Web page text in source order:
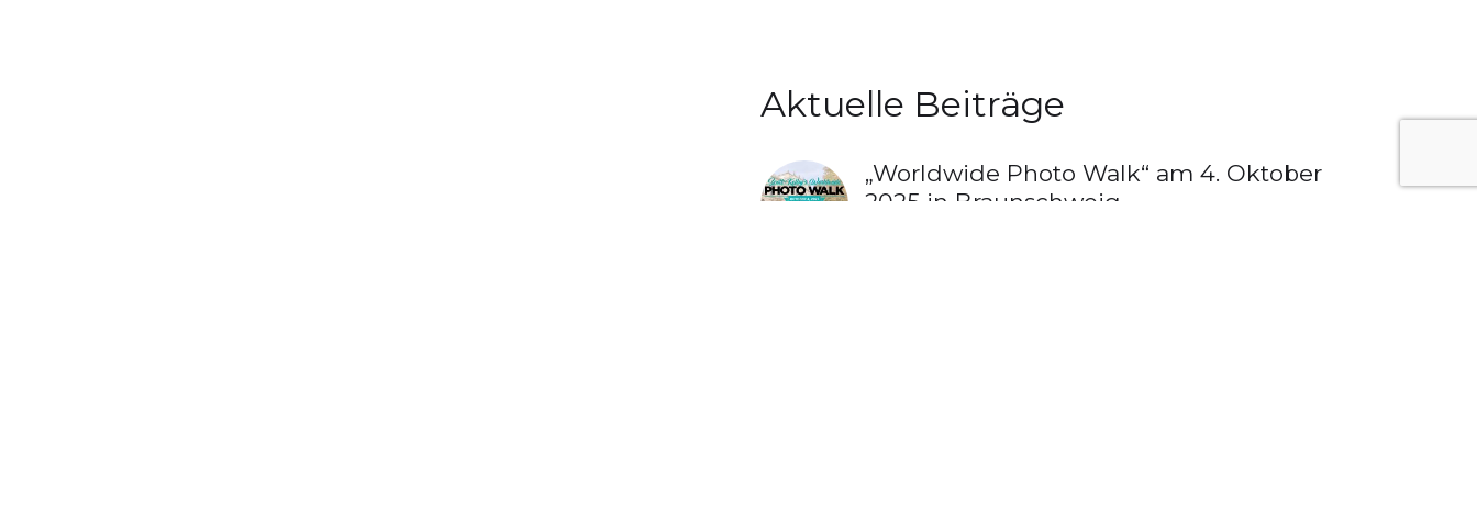
Aktuelle Beiträge
„Worldwide Photo Walk“ am 4. Oktober
2025 in Braunschweig